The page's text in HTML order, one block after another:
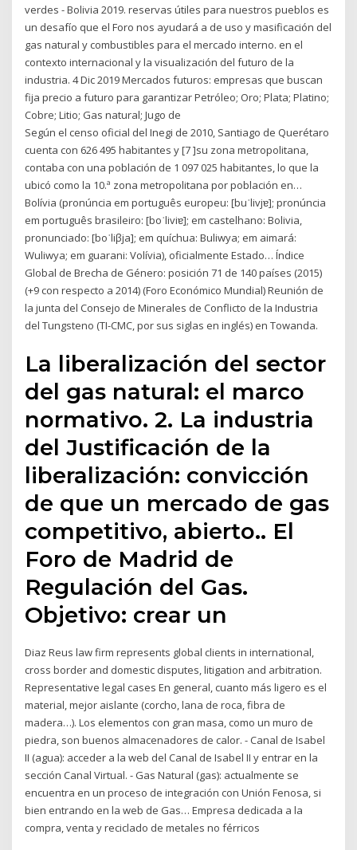
verdes - Bolivia 2019. reservas útiles para nuestros pueblos es
un desafío que el Foro nos ayudará a de uso y masificación del
gas natural y combustibles para el mercado interno. en el
contexto internacional y la visualización del futuro de la
industria. 4 Dic 2019 Mercados futuros: empresas que buscan
fija precio a futuro para garantizar Petróleo; Oro; Plata; Platino;
Cobre; Litio; Gas natural; Jugo de
Según el censo oficial del Inegi de 2010, Santiago de Querétaro
cuenta con 626 495 habitantes y [7 ]su zona metropolitana,
contaba con una población de 1 097 025 habitantes, lo que la
ubicó como la 10.ª zona metropolitana por población en…
Bolívia (pronúncia em português europeu: [buˈlivjɐ]; pronúncia
em português brasileiro: [boˈliviɐ]; em castelhano: Bolivia,
pronunciado: [boˈliβja]; em quíchua: Buliwya; em aimará:
Wuliwya; em guarani: Volívia), oficialmente Estado… Índice
Global de Brecha de Género: posición 71 de 140 países (2015)
(+9 con respecto a 2014) (Foro Económico Mundial) Reunión de
la junta del Consejo de Minerales de Conflicto de la Industria
del Tungsteno (TI-CMC, por sus siglas en inglés) en Towanda.
La liberalización del sector
del gas natural: el marco
normativo. 2. La industria
del Justificación de la
liberalización: convicción
de que un mercado de gas
competitivo, abierto.. El
Foro de Madrid de
Regulación del Gas.
Objetivo: crear un
Diaz Reus law firm represents global clients in international,
cross border and domestic disputes, litigation and arbitration.
Representative legal cases En general, cuanto más ligero es el
material, mejor aislante (corcho, lana de roca, fibra de
madera…). Los elementos con gran masa, como un muro de
piedra, son buenos almacenadores de calor. - Canal de Isabel
II (agua): acceder a la web del Canal de Isabel II y entrar en la
sección Canal Virtual. - Gas Natural (gas): actualmente se
encuentra en un proceso de integración con Unión Fenosa, si
bien entrando en la web de Gas… Empresa dedicada a la
compra, venta y reciclado de metales no férricos